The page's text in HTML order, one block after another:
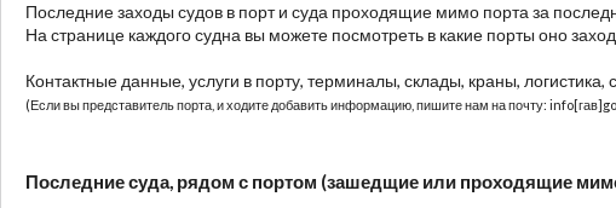
Последние заходы судов в порт и суда проходящие мимо порта за
На странице каждого судна вы можете посмотреть в какие порты оно
Контактные данные, услуги в порту, терминалы, склады, краны,
(Если вы представитель порта, и ходите добавить информацию, пишите нам на почту:
Последние суда, рядом с портом (зашедщие или проходящие